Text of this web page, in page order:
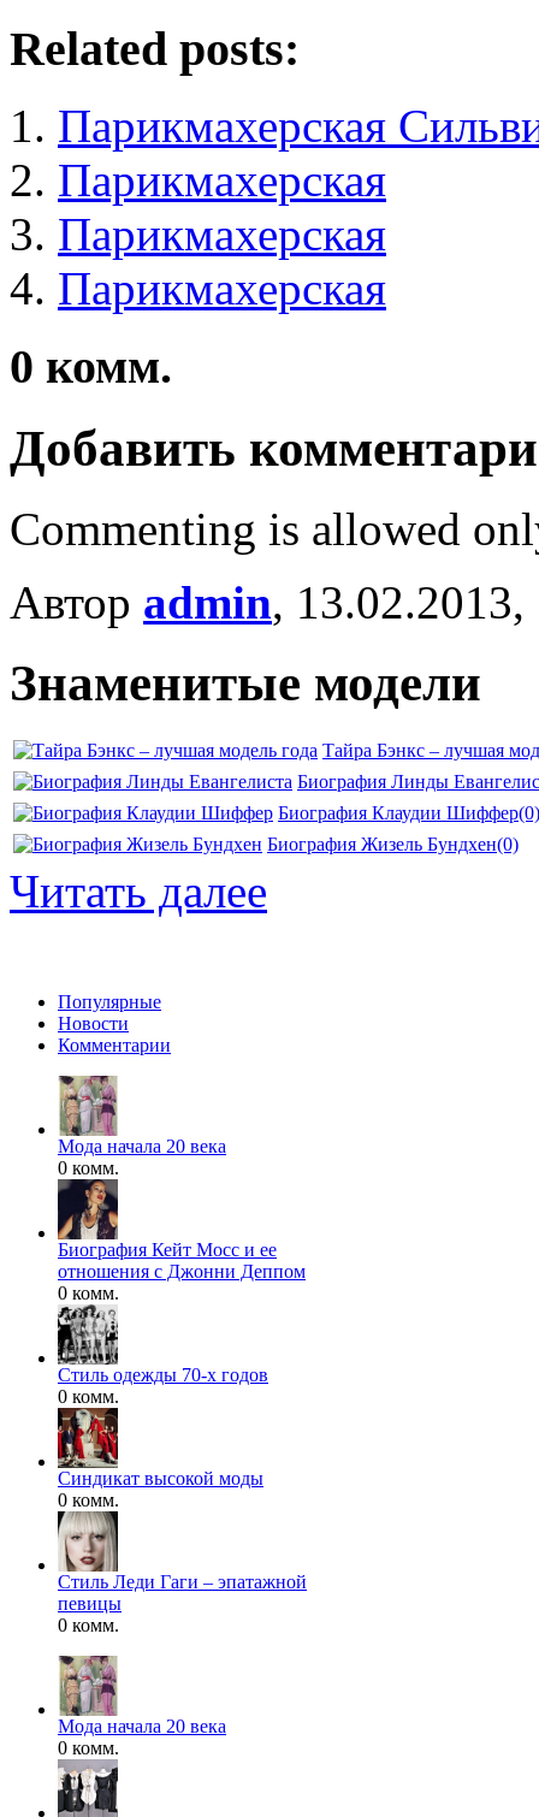
Related posts:
Парикмахерская
Парикмахерская
Парикмахерская
Парикмахерская
0 комм.
Добавить
Commenting is allowed
Автор admin,
Знаменитые модели
Тайра Бэнкс – лучшая
Биография Линды
Биография Клаудии Шиффер(0)
Биография Жизель Бундхен(0)
Читать далее
Популярные
Новости
Комментарии
Мода начала 20 века
0 комм.
Биография Кейт Мосс и ее
отношения с Джонни Деппом
0 комм.
Стиль одежды 70-х годов
0 комм.
Синдикат высокой моды
0 комм.
Стиль Леди Гаги – эпатажной
певицы
0 комм.
Мода начала 20 века
0 комм.